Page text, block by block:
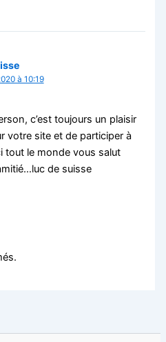
à 10:19
c’est toujours un plaisir
votre site et de participer à
tout le monde vous salut
de suisse